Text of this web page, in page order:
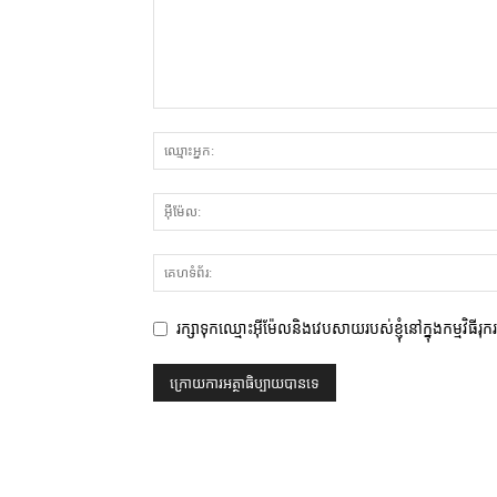
រក្សាទុកឈ្មោះអ៊ីម៉ែលនិងវេបសាយរបស់ខ្ញុំនៅក្នុងកម្មវិធីរុក